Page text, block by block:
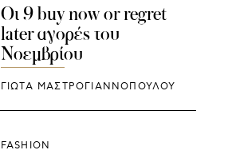
Οι 9 buy now or regret
later αγορές του
Νοεμβρίου
ΓΙΩΤΑ ΜΑΣΤΡΟΓΙΑΝΝΟΠΟΥΛΟΥ
FASHION